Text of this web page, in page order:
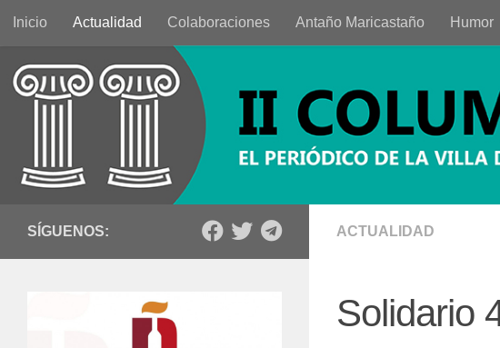
Saltar al contenido
Inicio Actualidad Colaboraciones Antaño Maricastaño Humor
ACTUALIDAD
Solidario
SÍGUENOS: